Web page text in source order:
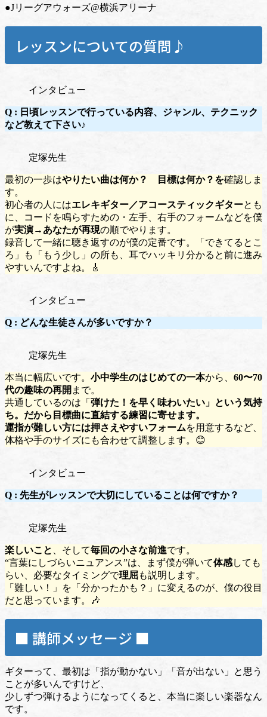
●Jリーグアウォーズ@横浜アリーナ
レッスンについての質問♪
インタビュー
Q : 日頃レッスンで行っている内容、ジャンル、テクニック
など教えて下さい♪
定塚先生
最初の一歩はやりたい曲は何か？ 目標は何か？を確認しま
す。
初心者の人にはエレキギター／アコースティックギターとも
に、コードを鳴らすための・左手、右手のフォームなどを僕
が実演→あなたが再現の順でやります。
録音して一緒に聴き返すのが僕の定番です。「できてるとこ
ろ」も「もう少し」の所も、耳でハッキリ分かると前に進み
やすいんですよね。🎸
インタビュー
Q : どんな生徒さんが多いですか？
定塚先生
本当に幅広いです。 小中学生のはじめての一本から、 60〜70
代の趣味の再開 まで。
共通しているのは「 弾けた！ を早く味わいたい」という気持
ち。だから目標曲に直結する練習に寄せます。
運指が難しい方には押さえやすいフォームを用意するなど、
体格や手のサイズにも合わせて調整します。😊
インタビュー
Q : 先生がレッスンで大切にしていることは何ですか？
定塚先生
楽しいこと 、そして毎回の小さな前進です。
“言葉にしづらいニュアンス”は、まず僕が弾いて体感しても
らい、必要なタイミングで理屈も説明します。
「難しい！」を「分かったかも？」に変えるのが、僕の役目
だと思っています。🎶
■ 講師メッセージ ■
ギターって、最初は「指が動かない」「音が出ない」と思う
ことが多いんですけど、
少しずつ弾けるようになってくると、本当に楽しい楽器なん
です。